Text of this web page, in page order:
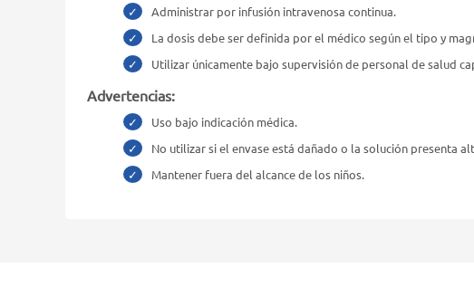
Administrar por infusión intravenosa continua.
La dosis debe ser definida por el médico según el tipo y
Utilizar únicamente bajo supervisión de personal de salud
Advertencias:
Uso bajo indicación médica.
No utilizar si el envase está dañado o la solución presenta
Mantener fuera del alcance de los niños.